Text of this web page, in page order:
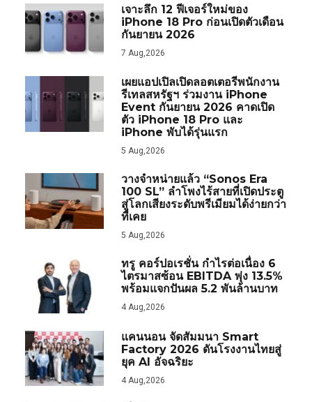
เจาะลึก 12 ฟีเจอร์ใหม่ของ
iPhone 18 Pro ก่อนเปิดตัวเดือน
กันยายน 2026
7 Aug,2026
เผยแอปเปิลเปิดลอตเตอรีพนักงาน
รีเทลสหรัฐฯ ร่วมงาน iPhone
Event กันยายน 2026 คาดเปิด
ตัว iPhone 18 Pro และ
iPhone พับได้รุ่นแรก
5 Aug,2026
วางจำหน่ายแล้ว “Sonos Era
100 SL” ลำโพงไร้สายที่เปิดประตู
สู่โลกเสียงระดับพรีเมียมได้ง่ายกว่า
ที่เคย
5 Aug,2026
ทรู คอร์ปอเรชั่น กำไรต่อเนื่อง 6
ไตรมาสซ้อน EBITDA พุ่ง 13.5%
พร้อมแจกปันผล 5.2 พันล้านบาท
4 Aug,2026
แคนนอน จัดสัมมนา Smart
Factory 2026 ดันโรงงานไทยสู่
ยุค AI อัจฉริยะ
4 Aug,2026